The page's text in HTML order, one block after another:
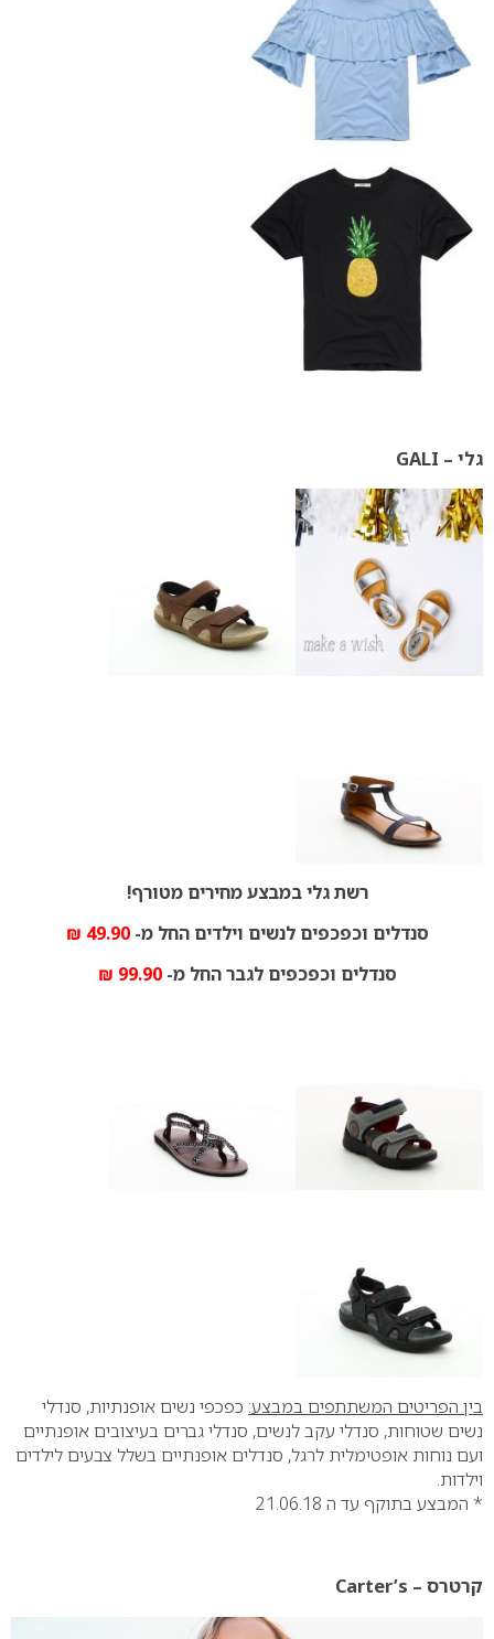
גלי – GALI
רשת גלי במבצע מחירים מטורף!
סנדלים וכפכפים לנשים וילדים החל מ-49.90 ₪
סנדלים וכפכפים לגבר החל מ-99.90 ₪
בין הפריטים המשתתפים במבצע: כפכפי נשים אופנתיות, סנדלי
נשים שטוחות, סנדלי עקב לנשים, סנדלי גברים בעיצובים אופנתיים
ועם נוחות אופטימלית לרגל, סנדלים אופנתיים בשלל צבעים לילדים
וילדות.
* המבצע בתוקף עד ה 21.06.18
קרטרס – Carter’s